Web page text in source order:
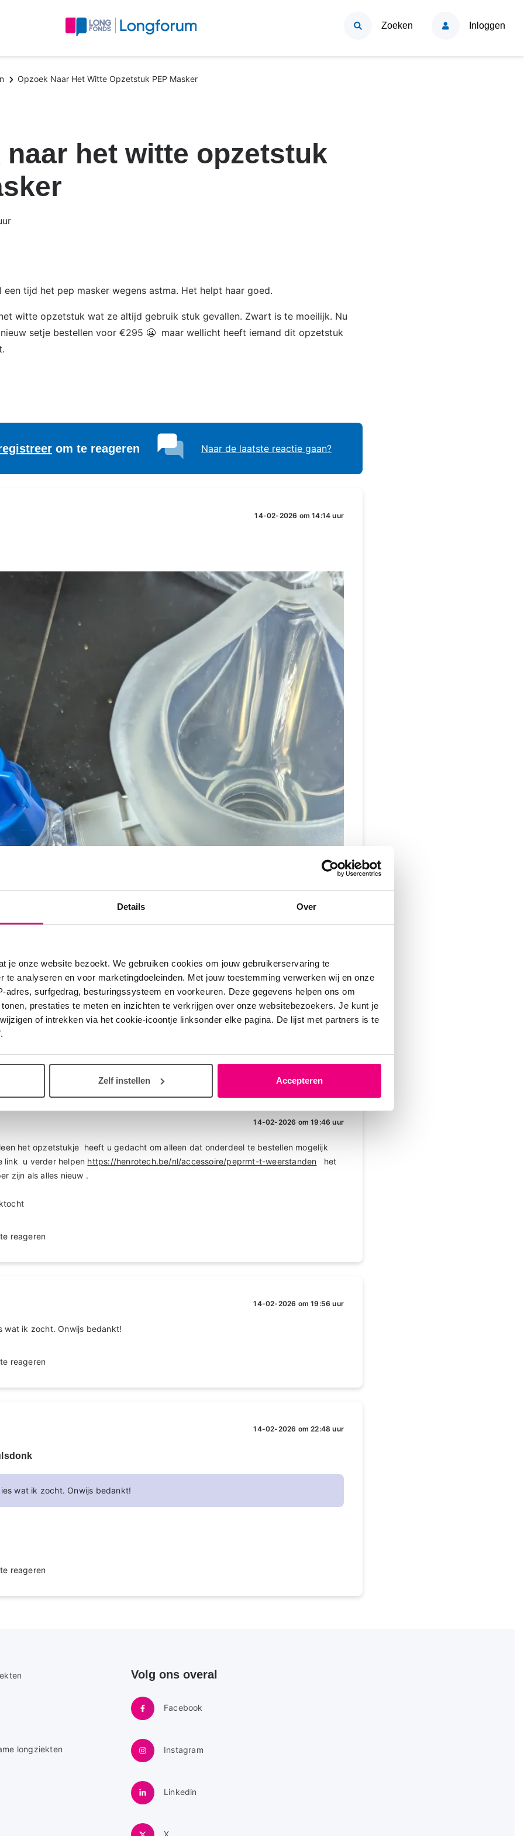
Details Over
je onze website bezoekt. We gebruiken cookies om jouw gebruikerservaring te
te analyseren en voor marketingdoeleinden. Met jouw toestemming verwerken wij en onze
adres, surfgedrag, besturingssysteem en voorkeuren. Deze gegevens helpen ons om
prestaties te meten en inzichten te verkrijgen over onze websitebezoekers. Je kunt je
of intrekken via het cookie-icoontje linksonder elke pagina. De lijst met partners is te
Zelf instellen Accepteren
Zoeken Inloggen
Opzoek Naar Het Witte Opzetstuk PEP Masker
naar het witte opzetstuk
tijd het pep masker wegens astma. Het helpt haar goed.
witte opzetstuk wat ze altijd gebruik stuk gevallen. Zwart is te moeilijk. Nu
nieuw setje bestellen voor €295 😬 maar wellicht heeft iemand dit opzetstuk
om te reageren Naar de laatste reactie gaan?
14-02-2026 om 14:14 uur
reageren
14-02-2026 om 19:46 uur
het opzetstukje heeft u gedacht om alleen dat onderdeel te bestellen mogelijk
link u verder helpen https://henrotech.be/nl/accessoire/peprmt-t-weerstanden het
zijn als alles nieuw .
reageren
14-02-2026 om 19:56 uur
wat ik zocht. Onwijs bedankt!
reageren
14-02-2026 om 22:48 uur
wat ik zocht. Onwijs bedankt!
reageren
longziekten
Volg ons overal
Facebook
Instagram
Linkedin